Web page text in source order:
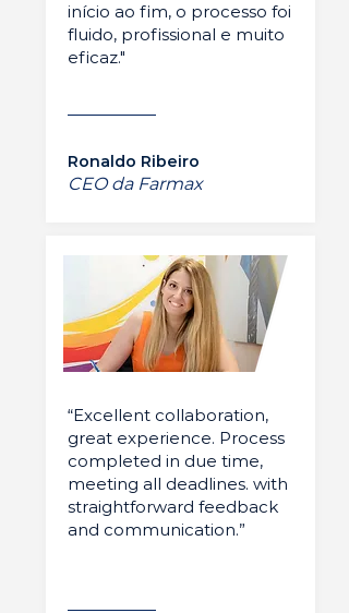
início ao fim, o processo foi
fluido, profissional e muito
eficaz."
Ronaldo Ribeiro
CEO da Farmax
“Excellent collaboration,
great experience. Process
completed in due time,
meeting all deadlines. with
straightforward feedback
and communication.”